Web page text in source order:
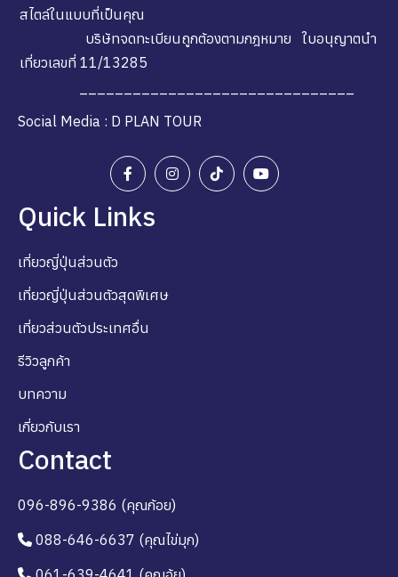
สไตล์ในแบบที่เป็นคุณ
บริษัทจดทะเบียนถูกต้องตามกฎหมาย ใบอนุญาตนำ
เที่ยวเลขที่ 11/13285
Social Media : D PLAN TOUR
Quick Links
เที่ยวญี่ปุ่นส่วนตัว
เที่ยวญี่ปุ่นส่วนตัวสุดพิเศษ
เที่ยวส่วนตัวประเทศอื่น
รีวิวลูกค้า
บทความ
เกี่ยวกับเรา
Contact
096-896-9386 (คุณก้อย)
088-646-6637 (คุณไข่มุก)